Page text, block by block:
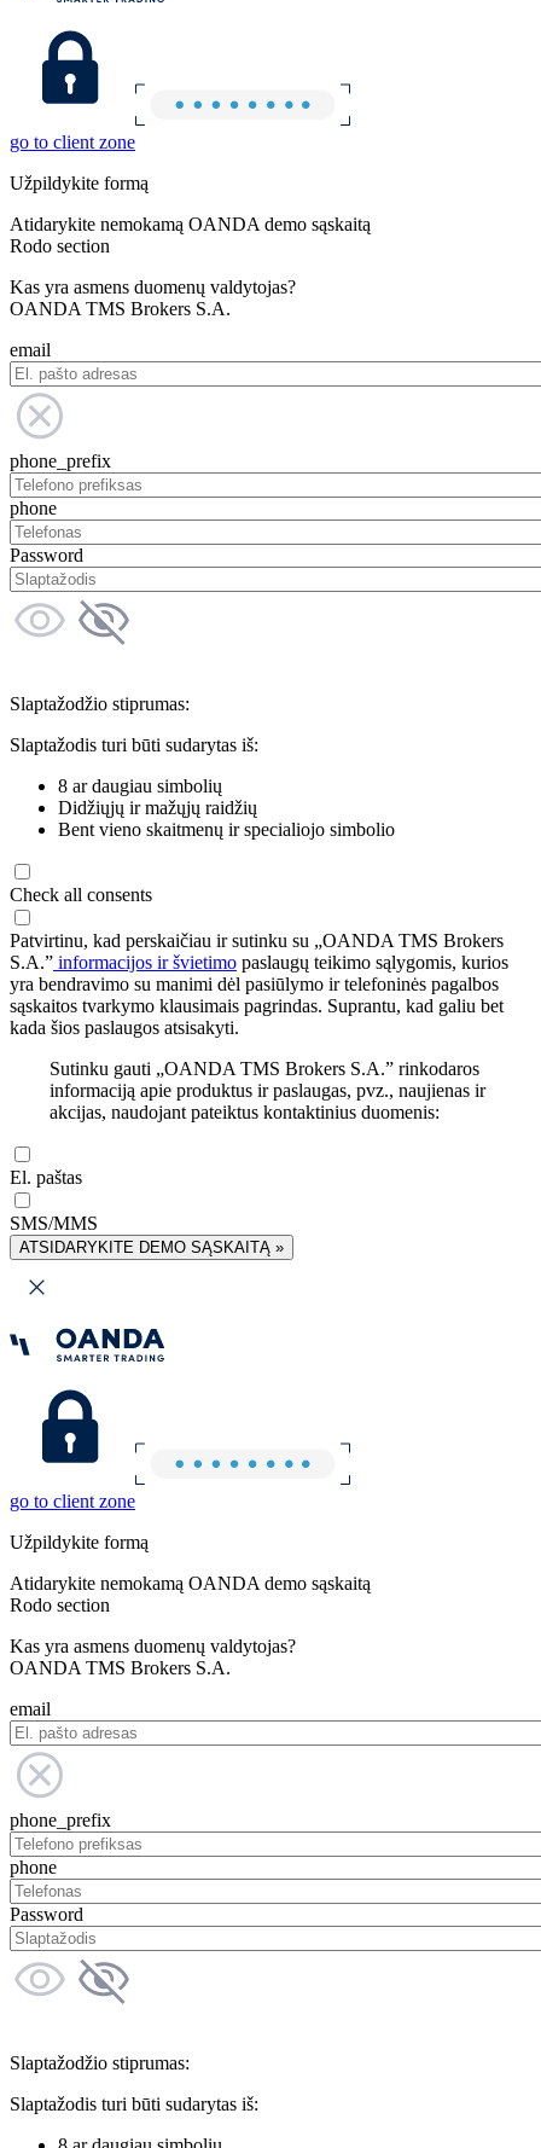
go to client zone
Užpildykite formą
Atidarykite nemokamą OANDA demo sąskaitą
Rodo section
Kas yra asmens duomenų valdytojas?
OANDA TMS Brokers S.A.
email
phone_prefix
phone
Password
Slaptažodžio stiprumas:
Slaptažodis turi būti sudarytas iš:
8 ar daugiau simbolių
Didžiųjų ir mažųjų raidžių
Bent vieno skaitmenų ir specialiojo simbolio
Check all consents
Patvirtinu, kad perskaičiau ir sutinku su „OANDA TMS Brokers
S.A.” informacijos ir švietimo paslaugų teikimo sąlygomis, kurios
yra bendravimo su manimi dėl pasiūlymo ir telefoninės pagalbos
sąskaitos tvarkymo klausimais pagrindas. Suprantu, kad galiu bet
kada šios paslaugos atsisakyti.
Sutinku gauti „OANDA TMS Brokers S.A.” rinkodaros
informaciją apie produktus ir paslaugas, pvz., naujienas ir
akcijas, naudojant pateiktus kontaktinius duomenis:
El. paštas
SMS/MMS
ATSIDARYKITE DEMO SĄSKAITĄ »
go to client zone
Užpildykite formą
Atidarykite nemokamą OANDA demo sąskaitą
Rodo section
Kas yra asmens duomenų valdytojas?
OANDA TMS Brokers S.A.
email
phone_prefix
phone
Password
Slaptažodžio stiprumas:
Slaptažodis turi būti sudarytas iš: